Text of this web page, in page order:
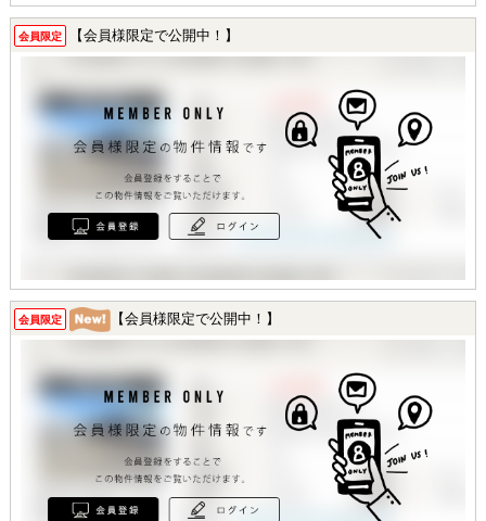
会員限定 【会員様限定で公開中！】
会員限定 【会員様限定で公開中！】